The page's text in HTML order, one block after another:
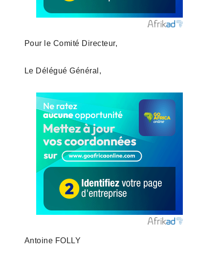
Pour le Comité Directeur,
Le Délégué Général,
Antoine FOLLY